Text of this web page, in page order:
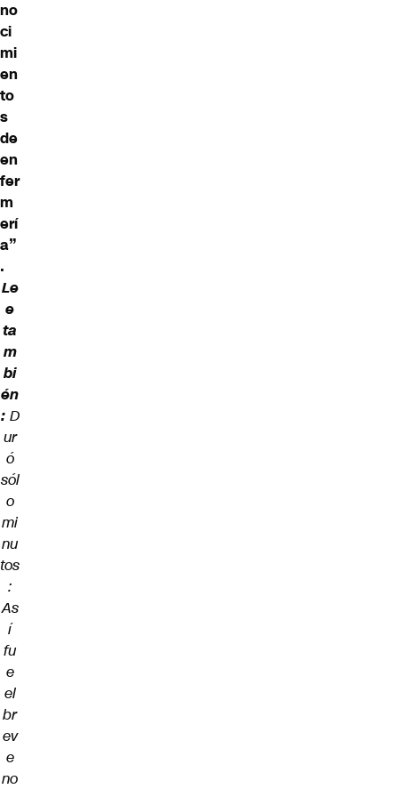
no
ci
mi
en
to
s
de
en
fer
m
erí
a”
.
Le
e
ta
m
bi
én
: D
ur
ó
sól
o
mi
nu
tos
:
As
í
fu
e
el
br
ev
e
no